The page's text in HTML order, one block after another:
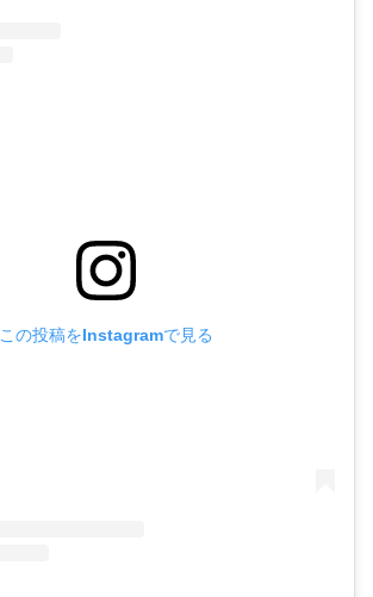
この投稿をInstagramで見る